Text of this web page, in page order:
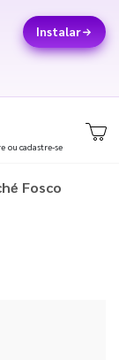
Instalar
ou cadastre-se
Fosco